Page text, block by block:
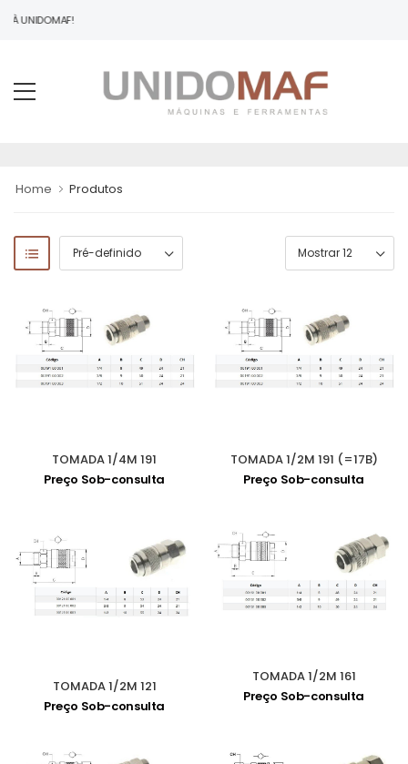
À UNIDOMAF!
Home Produtos
TOMADA 1/4M 191
Preço Sob-consulta
TOMADA 1/2M 191 (=17B)
Preço Sob-consulta
TOMADA 1/2M 121
Preço Sob-consulta
TOMADA 1/2M 161
Preço Sob-consulta